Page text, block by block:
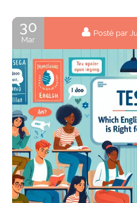
30
Mar
Posté par